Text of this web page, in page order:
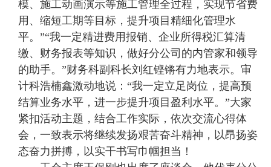
模、施工动画演示等施工管理全过程，实现节省费
用、缩短工期等目标，提升项目精细化管理水
平。”“我一定精进费用报销、企业所得税汇算清
缴、财务报表等知识，做好分公司的内管家和领导
的助手。”财务科副科长刘红铿锵有力地表示。审
计科浩楠鑫激动地说：“我一定立足岗位，提高预
结算业务水平，进一步提升项目盈利水平。”大家
紧扣活动主题，结合工作实际，依次交流心得体
会，一致表示将继续发扬艰苦奋斗精神，以昂扬姿
态奋力拼搏，以实干书写巾帼担当！